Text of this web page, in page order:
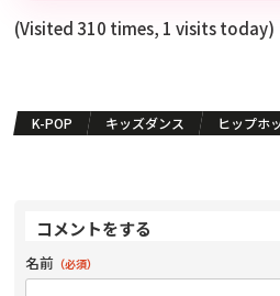
(Visited 310 times, 1 visits today)
K-POP キッズダンス ヒップホ
コメントをする
名前 （必須）